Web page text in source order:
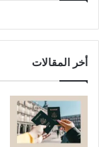
أخر المقالات